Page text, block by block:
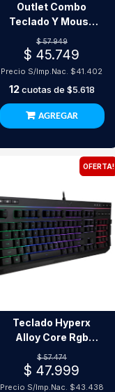
Outlet Combo
Teclado Y Mouse
Logitech Mk470
Inalámbrico
$ 57.949
$ 45.749
Precio S/Imp.Nac. $41.402
12cuotas de $5.618
AGREGAR
OFERTA!
Teclado Hyperx
Alloy Core Rgb
Gaming Membrane
Esp
$ 57.474
$ 47.999
Precio S/Imp.Nac. $43.438